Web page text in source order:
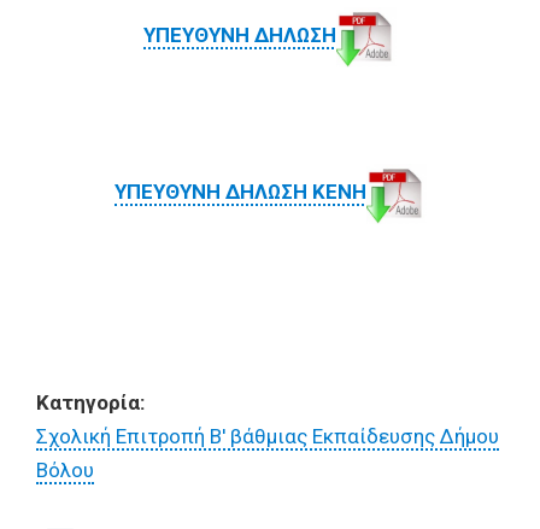
ΥΠΕΥΘΥΝΗ ΔΗΛΩΣΗ
ΥΠΕΥΘΥΝΗ ΔΗΛΩΣΗ ΚΕΝΗ
Κατηγορία:
Σχολική Επιτροπή Β' βάθμιας Εκπαίδευσης Δήμου
Βόλου